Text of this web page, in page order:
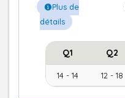
Plus de
détails
Q1 Q2
14 - 14 12 - 18